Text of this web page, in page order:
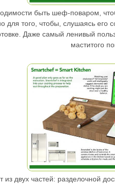
быть шеф-поваром,
для того, чтобы, слушаясь его
Даже самый ленивый
маститого
из двух частей: разделочной